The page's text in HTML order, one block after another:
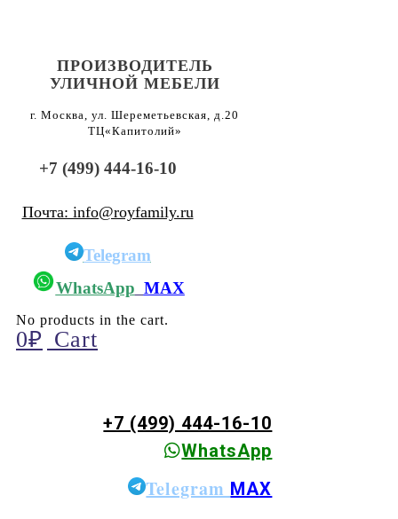
ПРОИЗВОДИТЕЛЬ
УЛИЧНОЙ МЕБЕЛИ
г. Москва, ул. Шереметьевская, д.20
ТЦ«Капитолий»
+7 (499) 444-16-10
Почта: info@royfamily.ru
Telegram
WhatsApp MAX
No products in the cart.
0₽ Cart
+7 (499) 444-16-10
WhatsApp
Telegram MAX